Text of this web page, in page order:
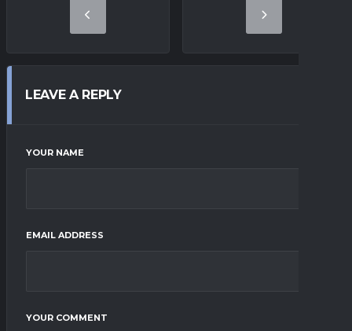
LEAVE A REPLY
YOUR NAME
EMAIL ADDRESS
YOUR COMMENT